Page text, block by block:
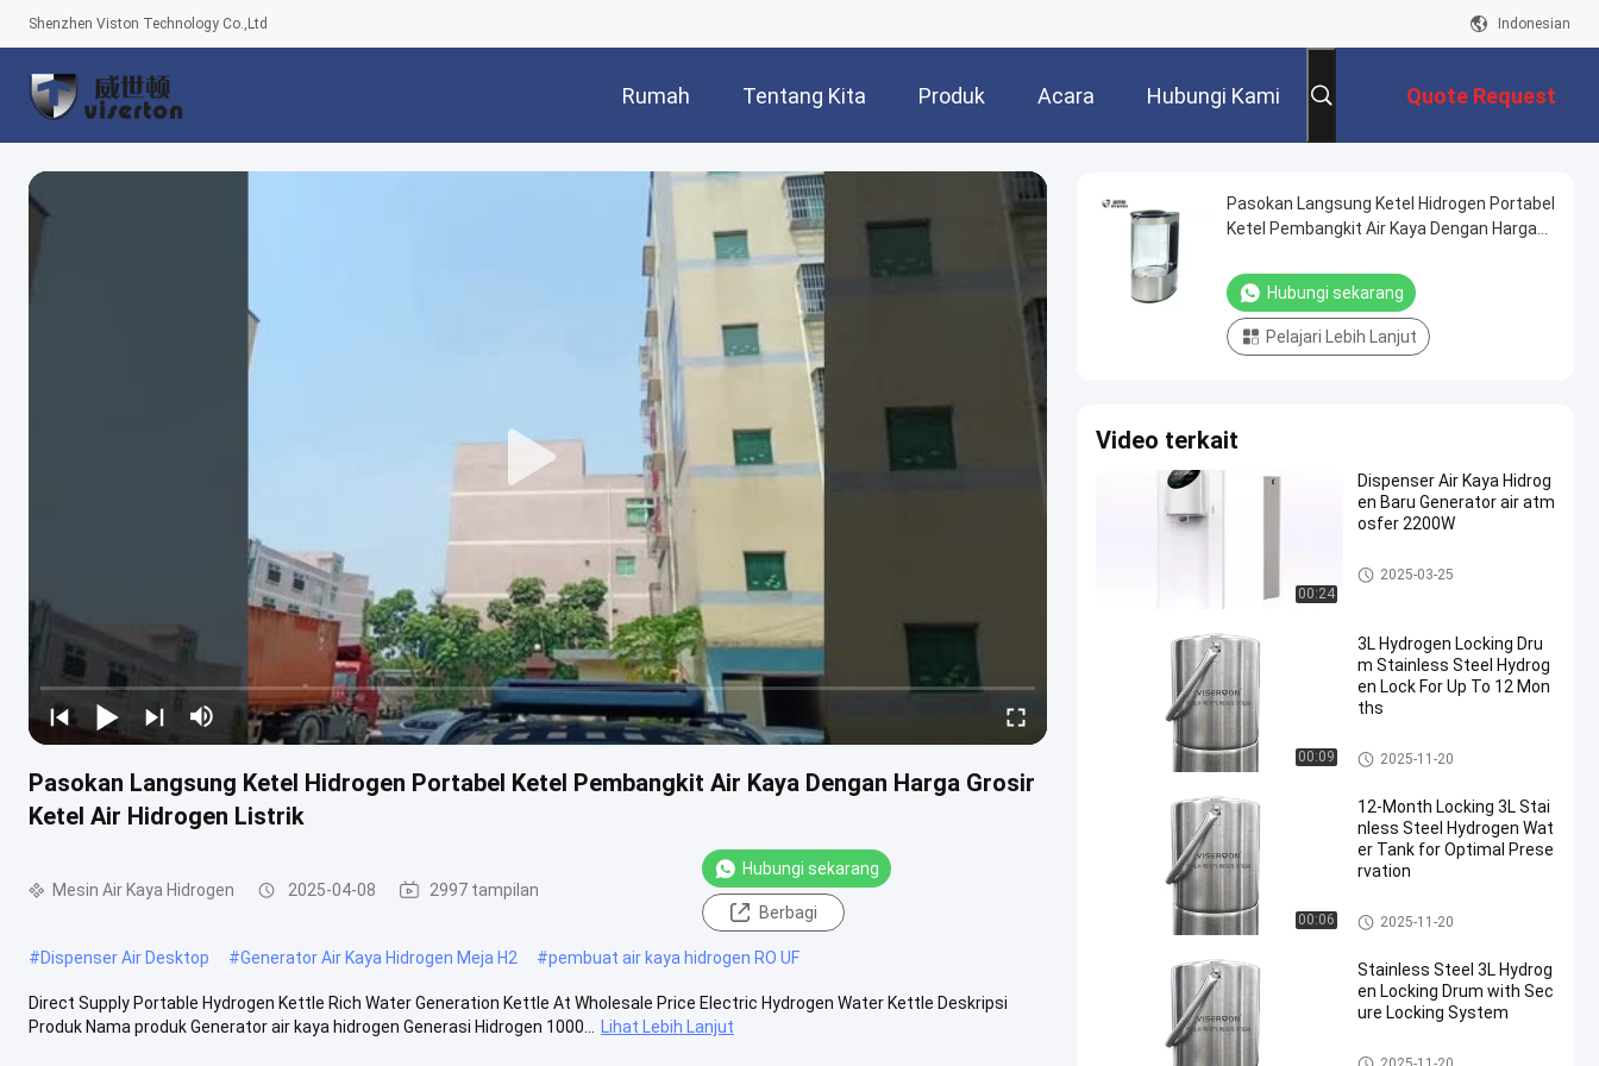
Shenzhen Viston Technology Co.,Ltd Indonesian
Rumah Tentang Kita Produk Acara Hubungi Kami Quote Request
Suatu
Pasokan Langsung Ketel Hidrogen Portabel Ketel Pembangkit Air Kaya Dengan Harga Grosir
Ketel Air Hidrogen Listrik
Mesin Air Kaya Hidrogen 2025-04-08 2997 tampilan
Hubungi sekarang
Berbagi
#Dispenser Air Desktop #Generator Air Kaya Hidrogen Meja H2 #pembuat air kaya hidrogen RO UF
Direct Supply Portable Hydrogen Kettle Rich Water Generation Kettle At Wholesale Price Electric Hydrogen Water Kettle Deskripsi
Produk Nama produk Generator air kaya hidrogen Generasi Hidrogen 1000...
Lihat Lebih Lanjut
Pasokan Langsung Ketel Hidrogen Portabel
Ketel Pembangkit Air Kaya Dengan Harga
Hubungi sekarang
Pelajari Lebih Lanjut
Video terkait
00:24
Dispenser Air Kaya Hidrog
en Baru Generator air atm
osfer 2200W
Mesin Air Kaya Hidrogen
2025-03-25
00:09
3L Hydrogen Locking Dru
m Stainless Steel Hydrog
en Lock For Up To 12 Mon
ths
Mesin Air Kaya Hidrogen
2025-11-20
00:06
12-Month Locking 3L Stai
nless Steel Hydrogen Wat
er Tank for Optimal Prese
rvation
Mesin Air Kaya Hidrogen
2025-11-20
Stainless Steel 3L Hydrog
en Locking Drum with Sec
ure Locking System
Mesin Air Kaya Hidrogen